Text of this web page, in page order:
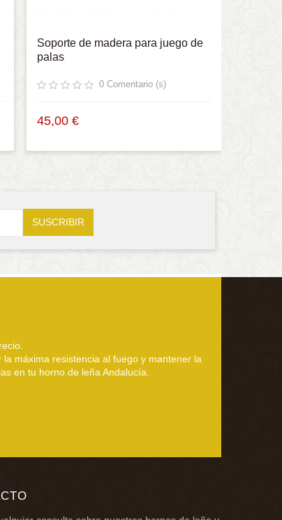
Soporte de madera para juego de
palas
0 Comentario (s)
45,00 €
máxima resistencia al fuego y mantener la
en tu horno de leña Andalucía.